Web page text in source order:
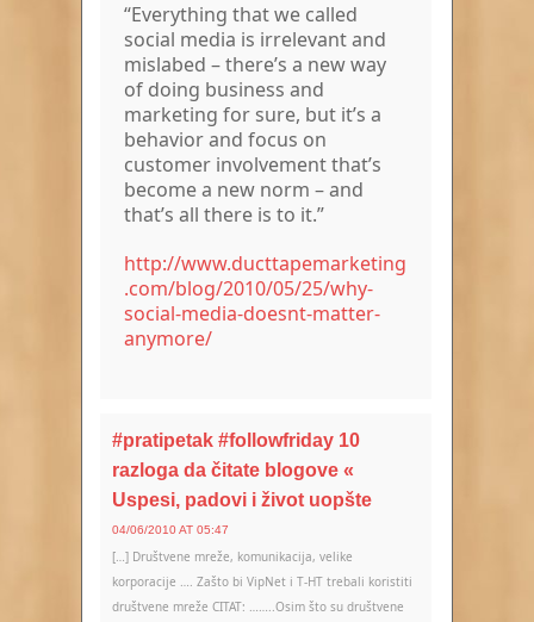
“Everything that we called
social media is irrelevant and
mislabed – there’s a new way
of doing business and
marketing for sure, but it’s a
behavior and focus on
customer involvement that’s
become a new norm – and
that’s all there is to it.”
http://www.ducttapemarketing
.com/blog/2010/05/25/why-
social-media-doesnt-matter-
anymore/
#pratipetak #followfriday 10
razloga da čitate blogove «
Uspesi, padovi i život uopšte
04/06/2010 AT 05:47
[…] Društvene mreže, komunikacija, velike
korporacije …. Zašto bi VipNet i T-HT trebali koristiti
društvene mreže CITAT: ……..Osim što su društvene